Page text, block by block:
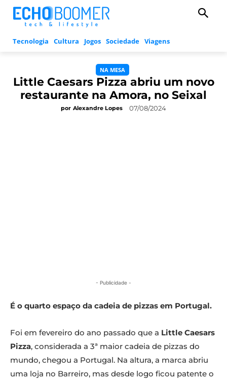
Tecnologia Cultura Jogos Sociedade Viagens
NA MESA
Little Caesars Pizza abriu um novo
restaurante na Amora, no Seixal
por Alexandre Lopes 07/08/2024
- Publicidade -
É o quarto espaço da cadeia de pizzas em Portugal.
Foi em fevereiro do ano passado que a Little Caesars
Pizza, considerada a 3ª maior cadeia de pizzas do
mundo, chegou a Portugal. Na altura, a marca abriu
uma loja no Barreiro, mas desde logo ficou patente o